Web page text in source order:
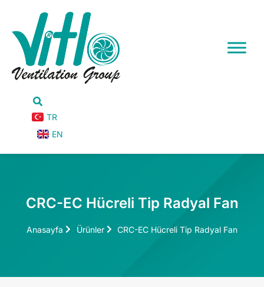
TR
EN
CRC-EC Hücreli Tip Radyal Fan
Anasayfa Ürünler CRC-EC Hücreli Tip Radyal Fan